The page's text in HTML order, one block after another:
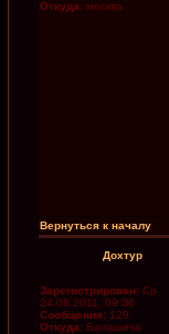
Откуда: москва
Вернуться к началу
Дохтур
Зарегистрирован: Ср
24.08.2011, 09:36
Сообщения: 129
Откуда: Балашиха